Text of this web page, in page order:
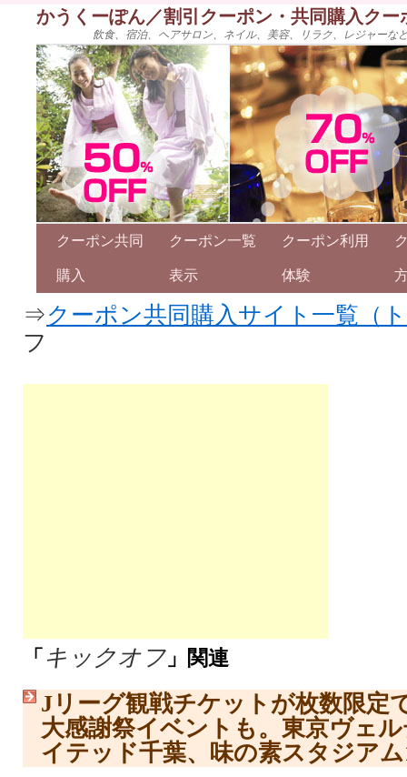
かうくーぽん／割引クーポン・共同購入ク
飲食、宿泊、ヘアサロン、ネイル、美容、リラク、レジャー
クーポン共同
購入
クーポン一覧
表示
クーポン利用
体験
⇒クーポン共同購入サイト一覧（
フ
「 キックオフ 」関連
Jリーグ観戦チケットが枚数限定
大感謝祭イベントも。東京ヴェ
イテッド千葉、味の素スタジア